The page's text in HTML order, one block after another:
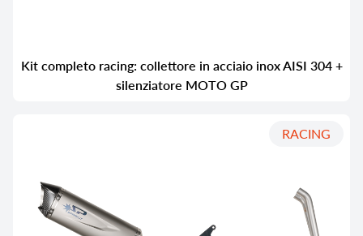
Kit completo racing: collettore in acciaio inox AISI 304 +
silenziatore MOTO GP
RACING